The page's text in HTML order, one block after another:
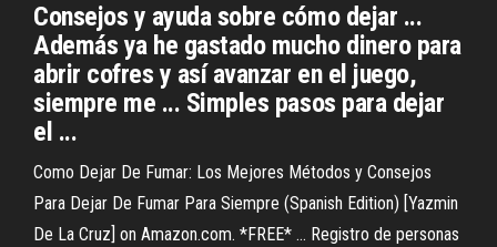
Consejos y ayuda sobre cómo dejar ...
Además ya he gastado mucho dinero para
abrir cofres y así avanzar en el juego,
siempre me ... Simples pasos para dejar
el ...
Como Dejar De Fumar: Los Mejores Métodos y Consejos
Para Dejar De Fumar Para Siempre (Spanish Edition) [Yazmin
De La Cruz] on Amazon.com. *FREE* ... Registro de personas